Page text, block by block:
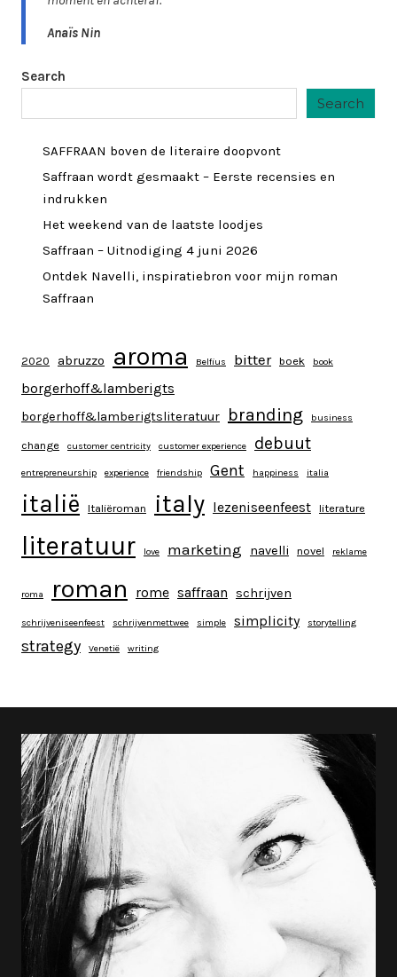
Anaïs Nin
Search
Search
SAFFRAAN boven de literaire doopvont
Saffraan wordt gesmaakt – Eerste recensies en
indrukken
Het weekend van de laatste loodjes
Saffraan – Uitnodiging 4 juni 2026
Ontdek Navelli, inspiratiebron voor mijn roman
Saffraan
2020 abruzzo aroma Belfius bitter boek book
borgerhoff&lamberigts
borgerhoff&lamberigtsliteratuur branding business
change customer centricity customer experience debuut
entrepreneurship experience friendship Gent happiness italia
italië Italiëroman italy lezeniseenfeest literature
literatuur love marketing navelli novel reklame
roma roman rome saffraan schrijven
schrijveniseenfeest schrijvenmettwee simple simplicity storytelling
strategy Venetië writing